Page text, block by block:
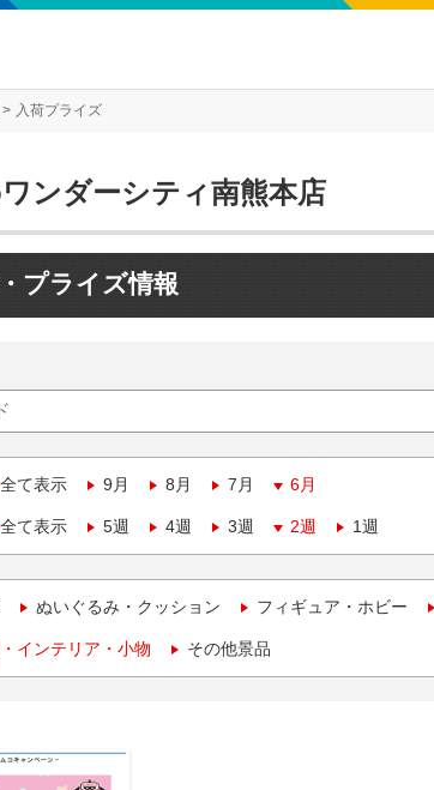
入荷プライズ
ンダーシティ南熊本店
プライズ情報
全て表示 9月 8月 7月 6月
全て表示 5週 4週 3週 2週 1週
ぬいぐるみ・クッション フィギュア・ホビー
インテリア・小物 その他景品